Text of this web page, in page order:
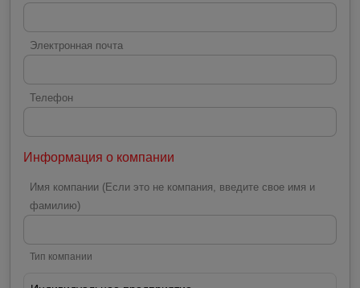
Электронная почта
Телефон
Информация о компании
Имя компании (Если это не компания, введите свое имя и
фамилию)
Тип компании